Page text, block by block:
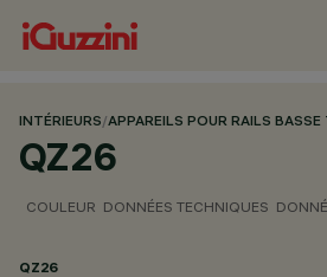
INTÉRIEURS/APPAREILS POUR RAILS BASSE
QZ26
COULEUR DONNÉES TECHNIQUES
QZ26